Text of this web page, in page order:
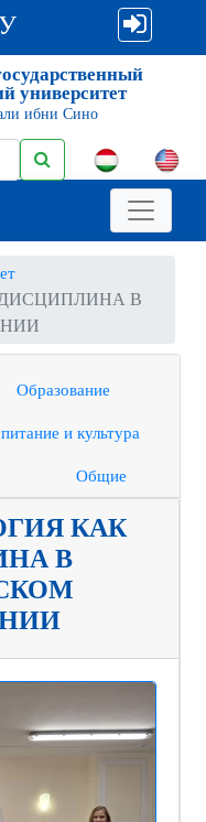
университет
ибни Сино
В
Образование
и культура
Общие
КАК
В